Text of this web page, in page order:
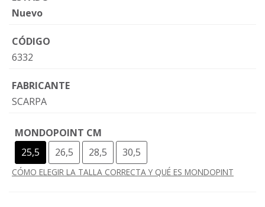
Nuevo
CÓDIGO
6332
FABRICANTE
SCARPA
MONDOPOINT CM
25,5
26,5 28,5 30,5
CÓMO ELEGIR LA TALLA CORRECTA Y QUÉ ES MONDOPINT